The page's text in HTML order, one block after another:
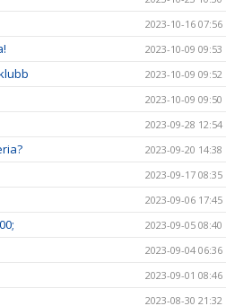
2023-10-16 07:56
2023-10-09 09:53
2023-10-09 09:52
2023-10-09 09:50
2023-09-28 12:54
2023-09-20 14:38
2023-09-17 08:35
2023-09-06 17:45
2023-09-05 08:40
2023-09-04 06:36
2023-09-01 08:46
2023-08-30 21:32